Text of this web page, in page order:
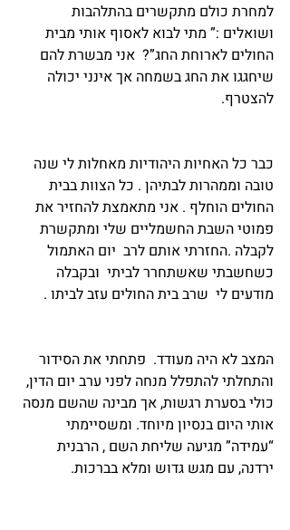
למחרת כולם מתקשרים בהתלהבות
ושואלים :” מתי לבוא לאסוף אותי מבית
החולים לארוחת החג”?  אני מבשרת להם
שיחגגו את החג בשמחה אך אינני יכולה
להצטרף.
כבר כל האחיות היהודיות מאחלות לי שנה
טובה וממהרות לבתיהן . כל הצוות בבית
החולים הוחלף . אני מתאמצת להחזיר את
פמוטי השבת החשמליים שלי ומתקשרת
לקבלה .החזרתי אותם לרב  יום האתמול
כשחשבתי שאשתחרר לביתי  ובקבלה
מודעים לי  שרב בית החולים עזב לביתו .
המצב לא היה מעודד.  פתחתי את הסידור
והתחלתי להתפלל מנחה לפני ערב יום הדין,
כולי בסערת רגשות, אך מבינה שהשם מנסה
אותי היום בנסיון מיוחד. ומשסיימתי
“עמידה” מגיעה שליחת השם , הרבנית
ירדנה, עם מגש גדוש ומלא בברכות.